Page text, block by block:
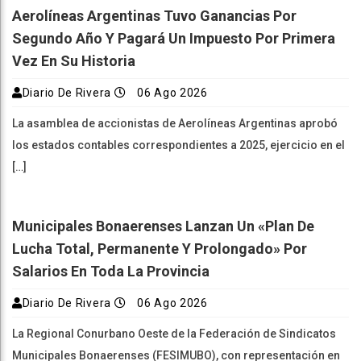
Aerolíneas Argentinas Tuvo Ganancias Por
Segundo Año Y Pagará Un Impuesto Por Primera
Vez En Su Historia
Diario De Rivera 06 Ago 2026
La asamblea de accionistas de Aerolíneas Argentinas aprobó
los estados contables correspondientes a 2025, ejercicio en el
[…]
Municipales Bonaerenses Lanzan Un «plan De
Lucha Total, Permanente Y Prolongado» Por
Salarios En Toda La Provincia
Diario De Rivera 06 Ago 2026
La Regional Conurbano Oeste de la Federación de Sindicatos
Municipales Bonaerenses (FESIMUBO), con representación en